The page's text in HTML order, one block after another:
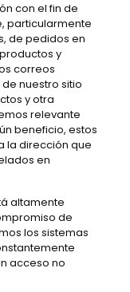
con el fin de
particularmente
de pedidos en
y
correos
nuestro sitio
y otra
relevante
beneficio, estos
la dirección que
en
altamente
de
los sistemas
acceso no